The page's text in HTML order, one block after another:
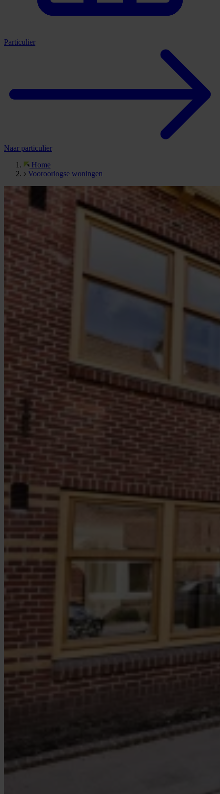
Particulier
Naar particulier
Home
Vooroorlogse woningen